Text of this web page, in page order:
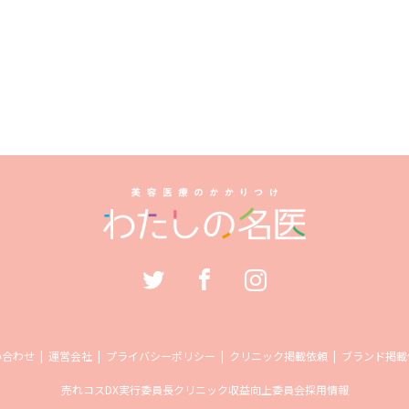
わせ 運営会社 プライバシーポリシー クリニック掲載依頼 ブランド掲
売れコスDX実行委員長クリニック収益向上委員会採用情報